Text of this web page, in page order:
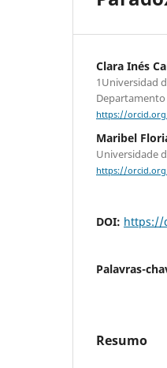
Clara Inés
1Universidad
Departamento
https://orcid.org/
Maribel
Universidade
https://orcid.org/
DOI: https://
Palavras-
Resumo